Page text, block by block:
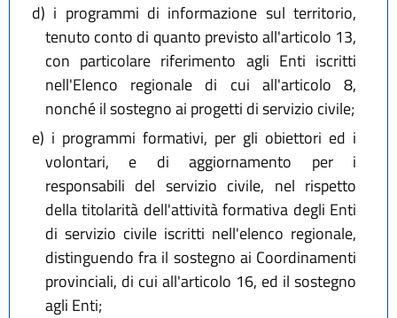
d) i programmi di informazione sul territorio,
tenuto conto di quanto previsto all'articolo 13,
con particolare riferimento agli Enti iscritti
nell'Elenco regionale di cui all'articolo 8,
nonché il sostegno ai progetti di servizio civile;
e) i programmi formativi, per gli obiettori ed i
volontari, e di aggiornamento per i
responsabili del servizio civile, nel rispetto
della titolarità dell'attività formativa degli Enti
di servizio civile iscritti nell'elenco regionale,
distinguendo fra il sostegno ai Coordinamenti
provinciali, di cui all'articolo 16, ed il sostegno
agli Enti;